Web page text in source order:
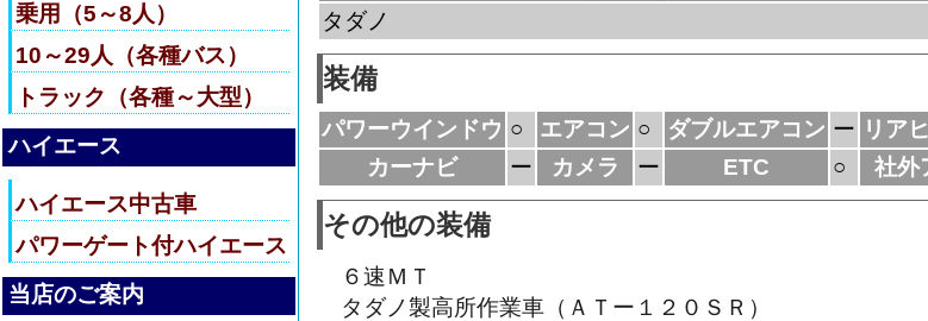
乗用（5～8人）
10～29人（各種バス）
トラック（各種～大型）
ハイエース
ハイエース中古車
パワーゲート付ハイエース
当店のご案内
タダノ
装備
パワーウインドウ ○ エアコン ○ ダブルエアコン ー リア
カーナビ
ー カメラ ー ETC ○ 社外
その他の装備
６速ＭＴ
タダノ製高所作業車（ＡＴー１２０ＳＲ）